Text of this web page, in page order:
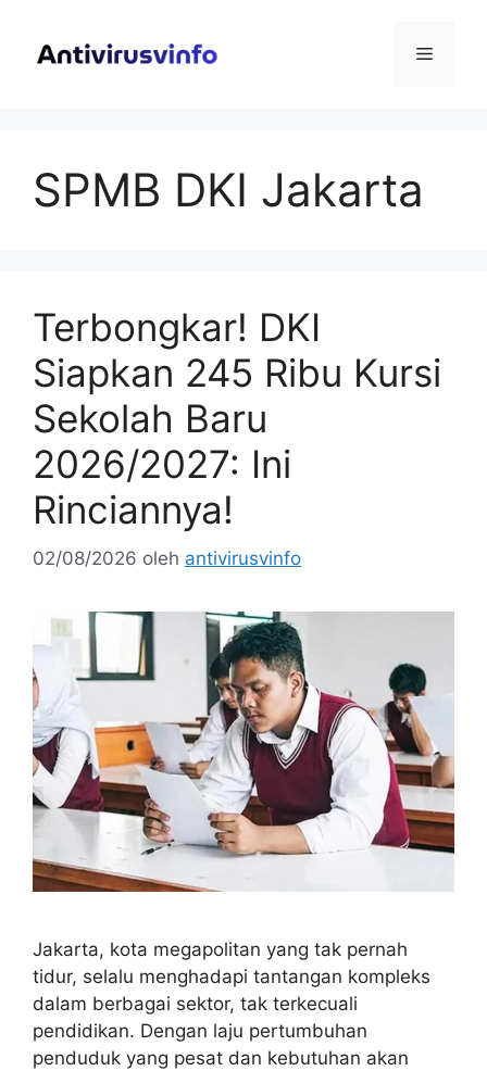
Menu
SPMB DKI Jakarta
Terbongkar! DKI
Siapkan 245 Ribu Kursi
Sekolah Baru
2026/2027: Ini
Rinciannya!
02/08/2026 oleh antivirusvinfo
Jakarta, kota megapolitan yang tak pernah
tidur, selalu menghadapi tantangan kompleks
dalam berbagai sektor, tak terkecuali
pendidikan. Dengan laju pertumbuhan
penduduk yang pesat dan kebutuhan akan